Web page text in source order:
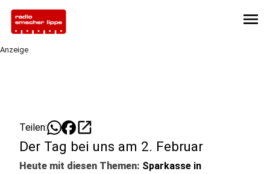
menu
Anzeige
Teilen: open_in_new
Der Tag bei uns am 2. Februar
Heute mit diesen Themen: Sparkasse in